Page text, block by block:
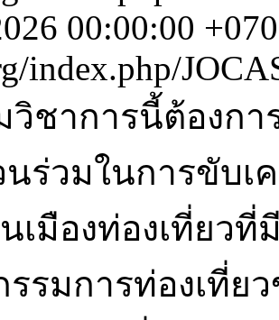
00:00:00
index.php/
ชาการนี้ต้องกา
ร่วมในการขับเ
เมืองท่องเที่ยว
รมการท่องเที่ย